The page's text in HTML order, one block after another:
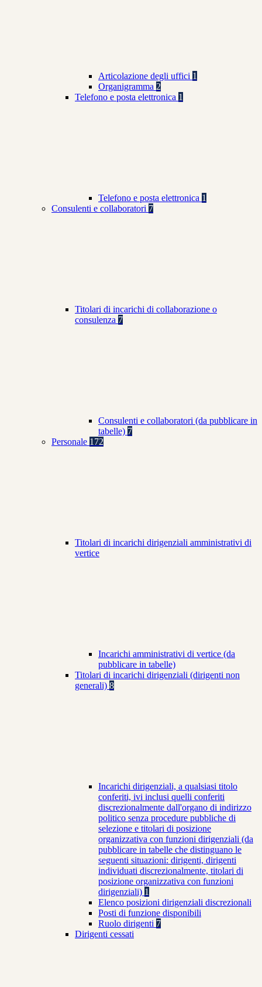
Articolazione degli uffici 1
Organigramma 2
Telefono e posta elettronica 1
Telefono e posta elettronica 1
Consulenti e collaboratori 7
Titolari di incarichi di collaborazione o
consulenza 7
Consulenti e collaboratori (da pubblicare in
tabelle) 7
Personale 172
Titolari di incarichi dirigenziali amministrativi di
vertice
Incarichi amministrativi di vertice (da
pubblicare in tabelle)
Titolari di incarichi dirigenziali (dirigenti non
generali) 8
Incarichi dirigenziali, a qualsiasi titolo
conferiti, ivi inclusi quelli conferiti
discrezionalmente dall'organo di indirizzo
politico senza procedure pubbliche di
selezione e titolari di posizione
organizzativa con funzioni dirigenziali (da
pubblicare in tabelle che distinguano le
seguenti situazioni: dirigenti, dirigenti
individuati discrezionalmente, titolari di
posizione organizzativa con funzioni
dirigenziali) 1
Elenco posizioni dirigenziali discrezionali
Posti di funzione disponibili
Ruolo dirigenti 7
Dirigenti cessati